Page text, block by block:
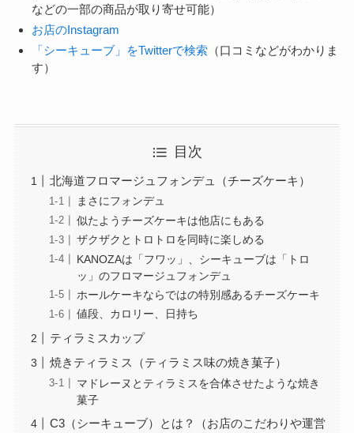
などの一部の商品が取り寄せ可能）
お店のInstagram
「シーキューブ」をTwitterで検索 （口コミなどがわかりま
す）
目次
北海道フロマージュフォンデュ（チーズケーキ）
まさにフォンデュ
似たようチーズケーキは他店にもある
ザクザクとトロトロを同時に楽しめる
KANOZAは「フワッ」、シーキューブは「トロ
ッ」のフロマージュフォンデュ
ホールケーキならではの特別感あるチーズケーキ
値段、カロリー、日持ち
ティラミスカップ
焼きティラミス（ティラミス味の焼き菓子）
マドレーヌとティラミスを合体させたような焼き
菓子
C3（シーキューブ）とは？（お店のこだわりや運営